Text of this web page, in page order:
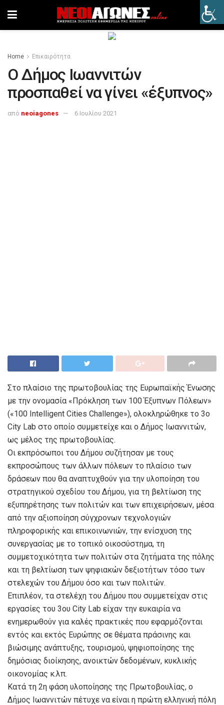
Home Επικαιρότητα
Ο Δήμος Ιωαννιτών
προσπαθεί να γίνει «έξυπνος»
από neoiagones 6 Ιουλίου 2021
Στο πλαίσιο της πρωτοβουλίας της Ευρωπαϊκής Ένωσης
με την ονομασία «Πρόκληση των 100 Έξυπνων Πόλεων»
(«100 Intelligent Cities Challenge»), ολοκληρώθηκε το 3ο
City Lab στο οποίο συμμετείχε και ο Δήμος Ιωαννιτών,
ως μέλος της πρωτοβουλίας.
Οι εκπρόσωποι του Δήμου συζήτησαν με τους
εκπροσώπους των άλλων πόλεων το πλαίσιο των
δράσεων που θα αναπτυχθούν για την υλοποίηση του
στρατηγικού σχεδίου του Δήμου, για τη βελτίωση της
εξυπηρέτησης των πολιτών και των επιχειρήσεων, μέσα
από την αξιοποίηση σύγχρονων τεχνολογιών
πληροφορικής και επικοινωνιών, την ενίσχυση της
συνεργασίας με το τοπικό οικοσύστημα, τη
συμμετοχικότητα των πολιτών στα ζητήματα της πόλης
και τη βελτίωση των ψηφιακών δεξιοτήτων τόσο των
στελεχών του Δήμου όσο και των πολιτών.
Επιπλέον, τα στελέχη του Δήμου που συμμετείχαν στις
εργασίες του 3ου City Lab είχαν την ευκαιρία να
ενημερωθούν για καλές πρακτικές που εφαρμόζονται
εντός και εκτός Ευρώπης σε θέματα πράσινης και
βιώσιμης ανάπτυξης, τουρισμού, ψηφιοποίησης της
δημόσιας διοίκησης, ανοικτών δεδομένων, κυκλικής
οικονομίας κ.λπ.
Κατά τη 2η φάση υλοποίησης της Πρωτοβουλίας, ο
Δήμος Ιωαννιτών πέτυχε να είναι η πρώτη ελληνική πόλη